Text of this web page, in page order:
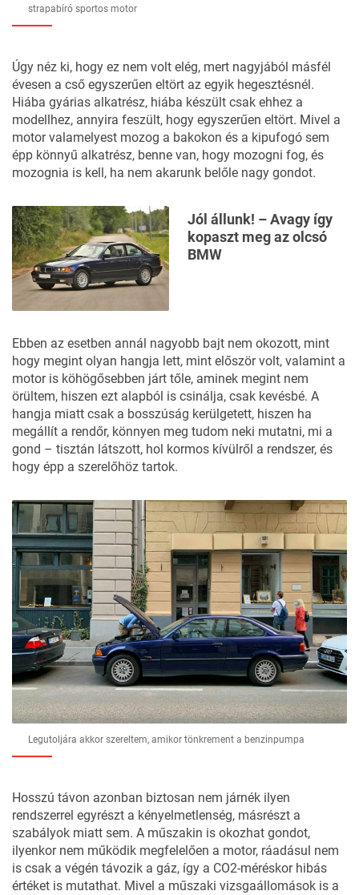
strapabíró sportos motor
Úgy néz ki, hogy ez nem volt elég, mert nagyjából másfél
évesen a cső egyszerűen eltört az egyik hegesztésnél.
Hiába gyárias alkatrész, hiába készült csak ehhez a
modellhez, annyira feszült, hogy egyszerűen eltört. Mivel a
motor valamelyest mozog a bakokon és a kipufogó sem
épp könnyű alkatrész, benne van, hogy mozogni fog, és
mozognia is kell, ha nem akarunk belőle nagy gondot.
Jól állunk! – Avagy így
kopaszt meg az olcsó
BMW
Ebben az esetben annál nagyobb bajt nem okozott, mint
hogy megint olyan hangja lett, mint először volt, valamint a
motor is köhögősebben járt tőle, aminek megint nem
örültem, hiszen ezt alapból is csinálja, csak kevésbé. A
hangja miatt csak a bosszúság kerülgetett, hiszen ha
megállít a rendőr, könnyen meg tudom neki mutatni, mi a
gond – tisztán látszott, hol kormos kívülről a rendszer, és
hogy épp a szerelőhöz tartok.
Legutoljára akkor szereltem, amikor tönkrement a benzinpumpa
Hosszú távon azonban biztosan nem járnék ilyen
rendszerrel egyrészt a kényelmetlenség, másrészt a
szabályok miatt sem. A műszakin is okozhat gondot,
ilyenkor nem működik megfelelően a motor, ráadásul nem
is csak a végén távozik a gáz, így a CO2-méréskor hibás
értéket is mutathat. Mivel a műszaki vizsgaállomások is a